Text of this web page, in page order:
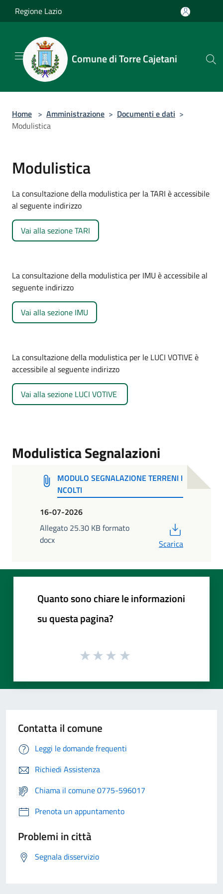
Salta al contenuto principale
Regione Lazio
Comune di Torre Cajetani
Home > Amministrazione > Documenti e dati >
Modulistica
Modulistica
La consultazione della modulistica per la TARI è accessibile
al seguente indirizzo
Vai alla sezione TARI
La consultazione della modulistica per IMU è accessibile al
seguente indirizzo
Vai alla sezione IMU
La consultazione della modulistica per le LUCI VOTIVE è
accessibile al seguente indirizzo
Vai alla sezione LUCI VOTIVE
Modulistica Segnalazioni
MODULO SEGNALAZIONE TERRENI I
NCOLTI
16-07-2026
Allegato 25.30 KB formato
docx
Scarica
Quanto sono chiare le informazioni
su questa pagina?
Contatta il comune
Leggi le domande frequenti
Richiedi Assistenza
Chiama il comune 0775-596017
Prenota un appuntamento
Problemi in città
Segnala disservizio